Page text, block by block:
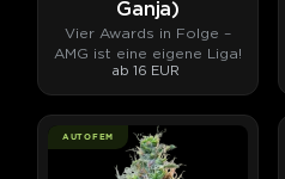
Ganja)
Vier Awards in Folge –
AMG ist eine eigene Liga!
ab 16 EUR
AUTOFEM